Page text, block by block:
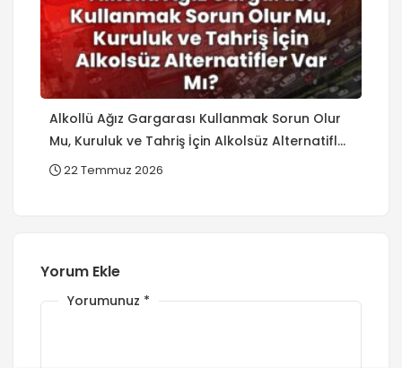
Alkollü Ağız Gargarası Kullanmak Sorun Olur
Mu, Kuruluk ve Tahriş İçin Alkolsüz Alternatifler
Var Mı?
22 Temmuz 2026
Yorum Ekle
Yorumunuz *